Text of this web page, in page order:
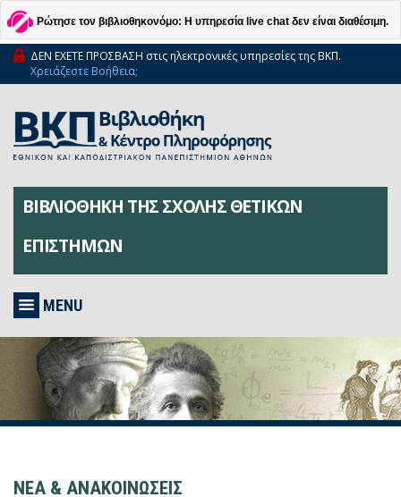
Ρώτησε τον βιβλιοθηκονόμο: Η υπηρεσία live chat δεν είναι διαθέσιμη.
ΔΕΝ ΕΧΕΤΕ ΠΡΟΣΒΑΣΗ στις ηλεκτρονικές υπηρεσίες της ΒΚΠ.
Χρειάζεστε Βοήθεια;
ΒΙΒΛΙΟΘΗΚΗ ΤΗΣ ΣΧΟΛΗΣ ΘΕΤΙΚΩΝ
ΕΠΙΣΤΗΜΩΝ
MENU
ΝΕΑ & ΑΝΑΚΟΙΝΩΣΕΙΣ